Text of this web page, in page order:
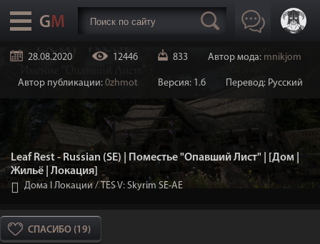
28.08.2020 12446 833 Автор мода: mnikjom
Автор публикации: 0zhmot Версия: 1.6 Перевод: Русский
Leaf Rest - Russian (SE) | Поместье "Опавший Лист" | [Дом |
Жильё | Локация]
Дома I Локации/TES V: Skyrim SE-AE
СПАСИБО (19)